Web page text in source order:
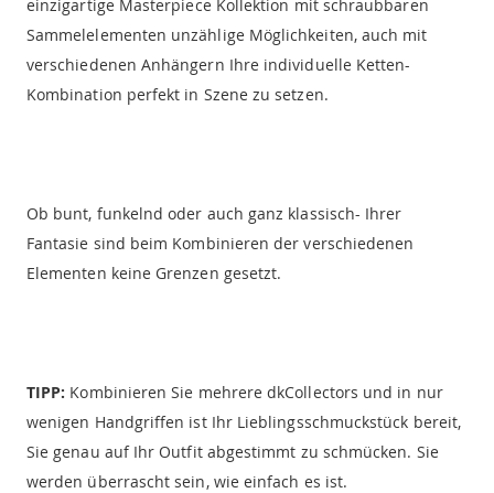
einzigartige Masterpiece Kollektion mit schraubbaren
Sammelelementen unzählige Möglichkeiten, auch mit
verschiedenen Anhängern Ihre individuelle Ketten-
Kombination perfekt in Szene zu setzen.
Ob bunt, funkelnd oder auch ganz klassisch- Ihrer
Fantasie sind beim Kombinieren der verschiedenen
Elementen keine Grenzen gesetzt.
TIPP: Kombinieren Sie mehrere dkCollectors und in nur
wenigen Handgriffen ist Ihr Lieblingsschmuckstück bereit,
Sie genau auf Ihr Outfit abgestimmt zu schmücken. Sie
werden überrascht sein, wie einfach es ist.